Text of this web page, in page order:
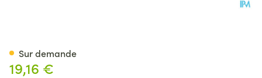
19,16 €
Sur demande